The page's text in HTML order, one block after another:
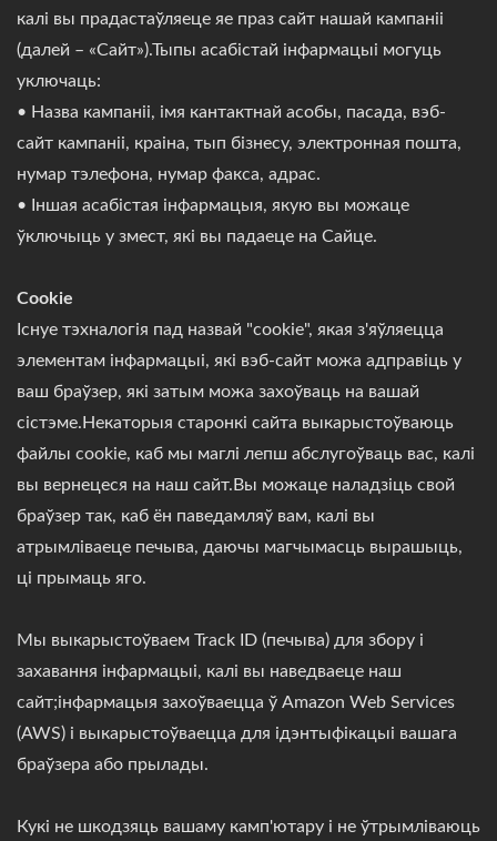
калі вы прадастаўляеце яе праз сайт нашай кампаніі
(далей – «Сайт»).Тыпы асабістай інфармацыі могуць
уключаць:
• Назва кампаніі, імя кантактнай асобы, пасада, вэб-
сайт кампаніі, краіна, тып бізнесу, электронная пошта,
нумар тэлефона, нумар факса, адрас.
• Іншая асабістая інфармацыя, якую вы можаце
ўключыць у змест, які вы падаеце на Сайце.
Cookie
Існуе тэхналогія пад назвай "cookie", якая з'яўляецца
элементам інфармацыі, які вэб-сайт можа адправіць у
ваш браўзер, які затым можа захоўваць на вашай
сістэме.Некаторыя старонкі сайта выкарыстоўваюць
файлы cookie, каб мы маглі лепш абслугоўваць вас, калі
вы вернецеся на наш сайт.Вы можаце наладзіць свой
браўзер так, каб ён паведамляў вам, калі вы
атрымліваеце печыва, даючы магчымасць вырашыць,
ці прымаць яго.
Мы выкарыстоўваем Track ID (печыва) для збору і
захавання інфармацыі, калі вы наведваеце наш
сайт;інфармацыя захоўваецца ў Amazon Web Services
(AWS) і выкарыстоўваецца для ідэнтыфікацыі вашага
браўзера або прылады.
Кукі не шкодзяць вашаму камп'ютару і не ўтрымліваюць